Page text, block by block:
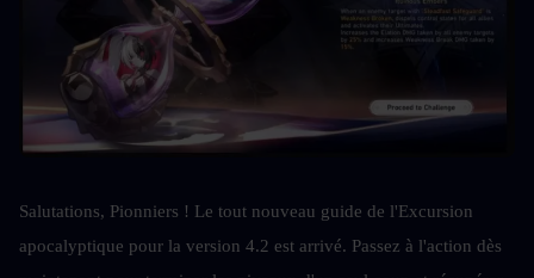
Salutations, Pionniers ! Le tout nouveau guide de l'Excursion
apocalyptique pour la version 4.2 est arrivé. Passez à l'action dès